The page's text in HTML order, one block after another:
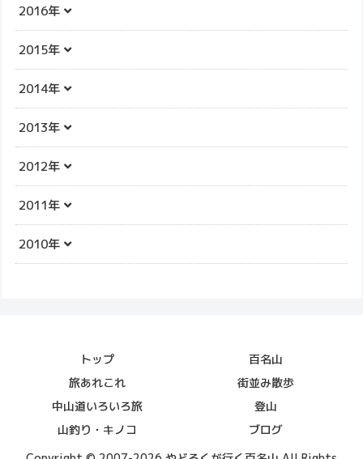
2016年
2015年
2014年
2013年
2012年
2011年
2010年
トップ
百名山
旅あれこれ
街並み散歩
中山道いろいろ旅
登山
山釣り・キノコ
ブログ